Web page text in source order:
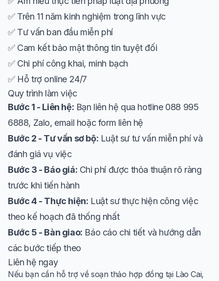
✅ Trên 11 năm kinh nghiệm trong lĩnh vực
✅ Tư vấn ban đầu miễn phí
✅ Cam kết bảo mật thông tin tuyệt đối
✅ Chi phí công khai, minh bạch
✅ Hỗ trợ online 24/7
Quy trình làm việc
Bước 1 - Liên hệ: Bạn liên hệ qua hotline 088 995
6888, Zalo, email hoặc form liên hệ
Bước 2 - Tư vấn sơ bộ: Luật sư tư vấn miễn phí và
đánh giá vụ việc
Bước 3 - Báo giá: Chi phí được thỏa thuận rõ ràng
trước khi tiến hành
Bước 4 - Thực hiện: Luật sư thực hiện công việc
theo kế hoạch đã thống nhất
Bước 5 - Bàn giao: Báo cáo chi tiết và hướng dẫn
các bước tiếp theo
Liên hệ ngay
Nếu bạn cần hỗ trợ về soạn thảo hợp đồng tại Lào Cai,